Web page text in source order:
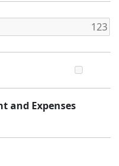
and Expenses